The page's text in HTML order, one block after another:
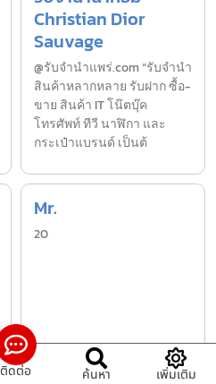
Christian Dior
Sauvage
@รับจำนำแพร่.com “รับจำนำ
สินค้าหลากหลาย รับฝาก ซื้อ-
ขาย สินค้า IT โน๊ตบุ๊ค
โทรศัพท์ ทีวี นาฬิกา และ
กระเป๋าแบรนด์ เป็นต้
Mr.
20
ติดต่อ ค้นหา เพิ่มเติม